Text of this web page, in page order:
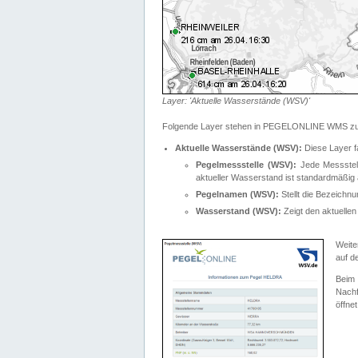
Layer: 'Aktuelle Wasserstände (WSV)'
Folgende Layer stehen in PEGELONLINE WMS
Aktuelle Wasserstände (WSV): Diese Layer
Pegelmessstelle (WSV): Jede
aktueller Wasserstand ist standardmäßig
Pegelnamen (WSV): Stellt die
Wasserstand (WSV): Zeigt den
auf